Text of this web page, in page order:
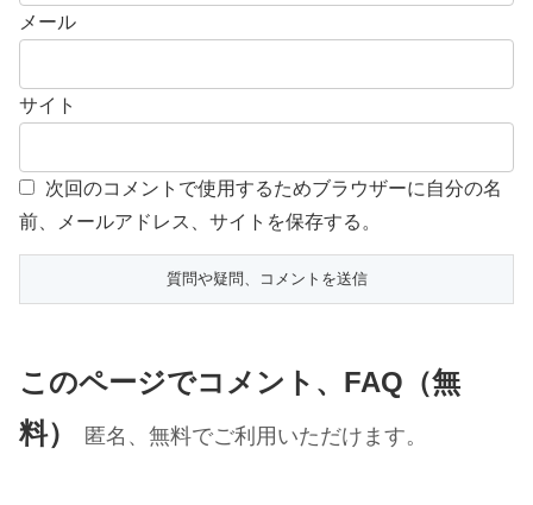
メール
サイト
次回のコメントで使用するためブラウザーに自分の名
前、メールアドレス、サイトを保存する。
このページでコメント、FAQ（無
料）
匿名、無料でご利用いただけます。